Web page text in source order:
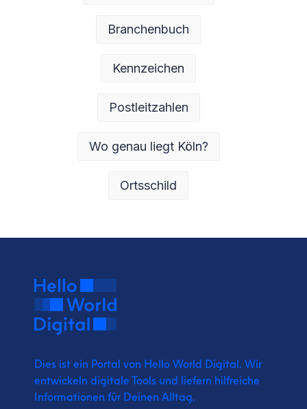
Branchenbuch
Kennzeichen
Postleitzahlen
Wo genau liegt Köln?
Ortsschild
Dies ist ein Portal von Hello World Digital. Wir
entwickeln digitale Tools und liefern hilfreiche
Informationen für Deinen Alltag.